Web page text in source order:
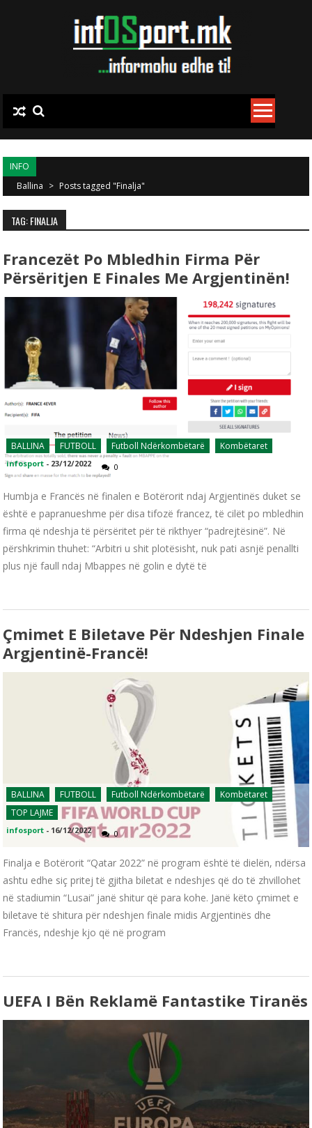
INFO
Ballina > Posts tagged "Finalja"
TAG: FINALJA
Francezët Po Mbledhin Firma Për
Përsëritjen E Finales Me Argjentinën!
BALLINA FUTBOLL Futboll Ndërkombëtarë Kombëtaret
infosport - 23/12/2022 0
Humbja e Francës në finalen e Botërorit ndaj Argjentinës duket se
është e papranueshme për disa tifozë francez, të cilët po mbledhin
firma që ndeshja të përsëritet për të rikthyer “padrejtësinë”. Në
përshkrimin thuhet: “Arbitri u shit plotësisht, nuk pati asnjë penallti
plus një faull ndaj Mbappes në golin e dytë të
Çmimet E Biletave Për Ndeshjen Finale
Argjentinë-Francë!
BALLINA FUTBOLL Futboll Ndërkombëtarë
Kombëtaret
TOP LAJME
infosport - 16/12/2022 0
Finalja e Botërorit “Qatar 2022” në program është të dielën, ndërsa
ashtu edhe siç pritej të gjitha biletat e ndeshjes që do të zhvillohet
në stadiumin “Lusai” janë shitur që para kohe. Janë këto çmimet e
biletave të shitura për ndeshjen finale midis Argjentinës dhe
Francës, ndeshje kjo që në program
UEFA I Bën Reklamë Fantastike Tiranës